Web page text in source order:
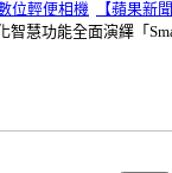
位輕便相機
【蘋果新
慧功能全面演繹「